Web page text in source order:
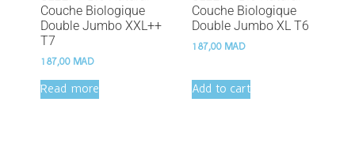
Couche Biologique
Double Jumbo XXL++
T7
187,00 MAD
Read more
Couche Biologique
Double Jumbo XL T6
187,00 MAD
Add to cart